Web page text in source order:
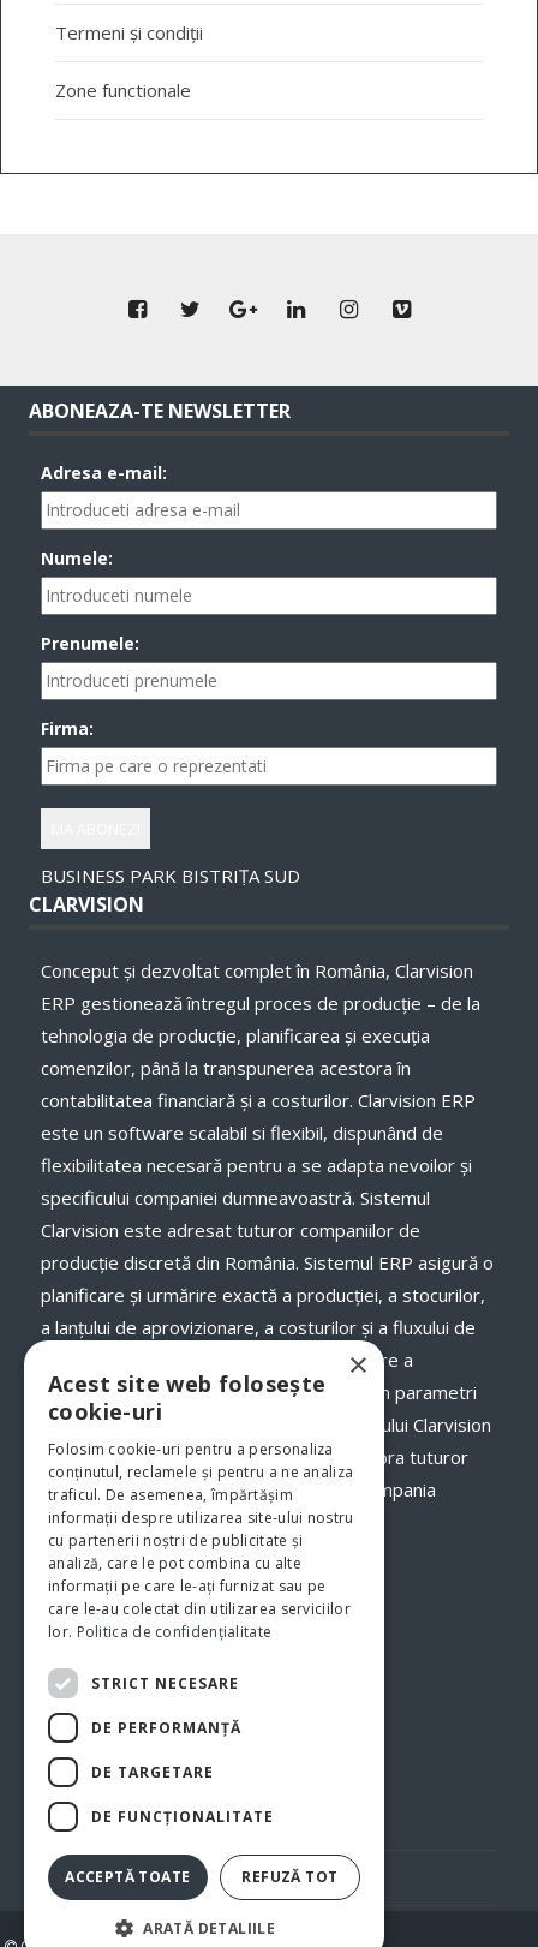
Termeni și condiții
Zone functionale
ABONEAZA-TE NEWSLETTER
Adresa e-mail:
Numele:
Prenumele:
Firma:
BUSINESS PARK BISTRIȚA SUD
CLARVISION
Conceput și dezvoltat complet în România, Clarvision
ERP gestionează întregul proces de producție – de la
tehnologia de producție, planificarea și execuţia
comenzilor, până la transpunerea acestora în
contabilitatea financiară și a costurilor. Clarvision ERP
este un software scalabil si flexibil, dispunând de
flexibilitatea necesară pentru a se adapta nevoilor și
specificului companiei dumneavoastră. Sistemul
Clarvision este adresat tuturor companiilor de
producție discretă din România. Sistemul ERP asigură o
planificare și urmărire exactă a producției, a stocurilor,
a lanţului de aprovizionare, a costurilor și a fluxului de
numerar, a termenelor de livrare și onorare a
comenzilor către clienții dumneavoastră, în parametri
optimi. Odată cu implementarea programului Clarvision
veți avea o imagine clară, în timp real asupra tuturor
proceselor şi fluxurilor de activităţi din compania
dumneavoastră.www.clarvision.ro
Str.Nicolae Titulescu 6, Bistrita
Tel. 0040-744-772139
Politica de confidentialitate
Politica cookie
×
Acest site web folosește
cookie-uri
Folosim cookie-uri pentru a personaliza
conținutul, reclamele și pentru a ne analiza
traficul. De asemenea, împărtășim
informații despre utilizarea site-ului nostru
cu partenerii noștri de publicitate și
analiză, care le pot combina cu alte
informații pe care le-ați furnizat sau pe
care le-au colectat din utilizarea serviciilor
lor. Politica de confidențialitate
STRICT NECESARE
DE PERFORMANȚĂ
DE TARGETARE
DE FUNCŢIONALITATE
ACCEPTĂ TOATE REFUZĂ TOT
ARATĂ DETALIILE